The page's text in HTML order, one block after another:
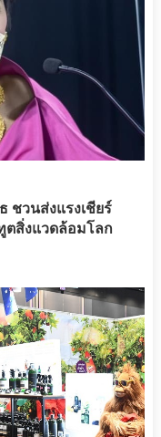
ชวนส่งแรงเชียร์
ตสิ่งแวดล้อมโลก